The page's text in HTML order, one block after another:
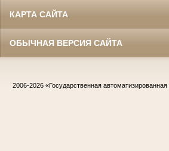
КАРТА САЙТА
ОБЫЧНАЯ ВЕРСИЯ САЙТА
2006-2026 «Государственная